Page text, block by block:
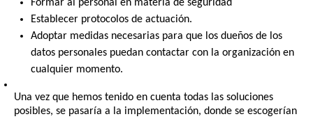
Formar al personal en materia de seguridad
Establecer protocolos de actuación.
Adoptar medidas necesarias para que los dueños de los
datos personales puedan contactar con la organización en
cualquier momento.
Una vez que hemos tenido en cuenta todas las soluciones
posibles, se pasaría a la implementación, donde se escogerían